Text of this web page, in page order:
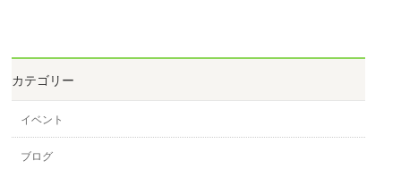
カテゴリー
イベント
ブログ